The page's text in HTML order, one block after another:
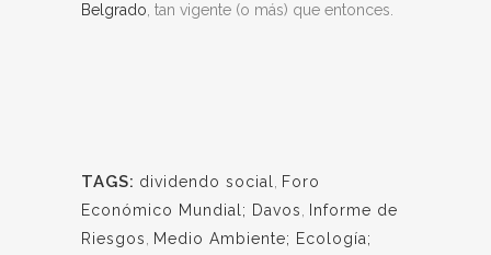
Belgrado , tan vigente (o más) que entonces.
TAGS: dividendo social
Foro
Económico Mundial; Davos
Informe de
Riesgos
Medio Ambiente; Ecología;